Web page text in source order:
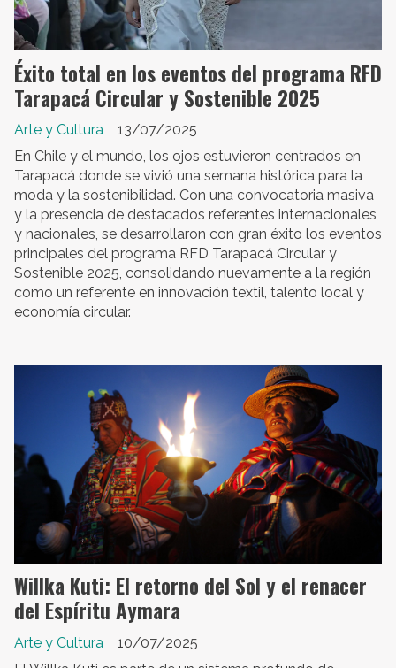
Éxito total en los eventos del programa RFD
Tarapacá Circular y Sostenible 2025
Arte y Cultura
13/07/2025
En Chile y el mundo, los ojos estuvieron centrados en
Tarapacá donde se vivió una semana histórica para la
moda y la sostenibilidad. Con una convocatoria masiva
y la presencia de destacados referentes internacionales
y nacionales, se desarrollaron con gran éxito los eventos
principales del programa RFD Tarapacá Circular y
Sostenible 2025, consolidando nuevamente a la región
como un referente en innovación textil, talento local y
economía circular.
Willka Kuti: El retorno del Sol y el renacer
del Espíritu Aymara
Arte y Cultura
10/07/2025